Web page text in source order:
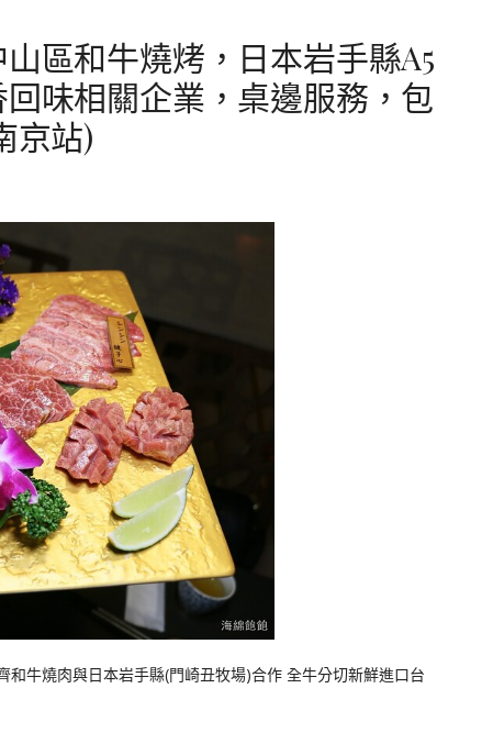
區和牛燒烤，日本岩手縣A5
味相關企業，桌邊服務，包
京站)
和牛燒肉與日本岩手縣(門崎丑牧場)合作 全牛分切新鮮進口台